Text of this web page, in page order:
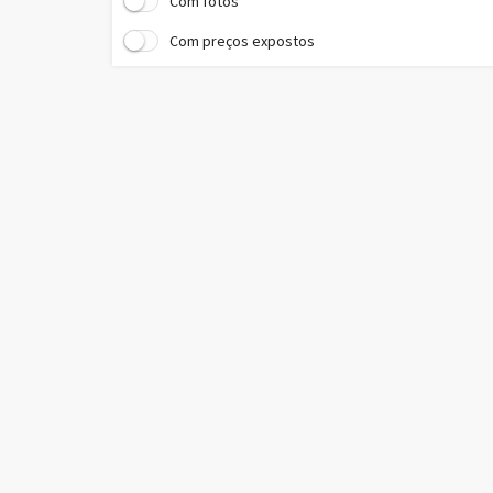
Freios ABS - Carros
GPS - Carros
Com preços expostos